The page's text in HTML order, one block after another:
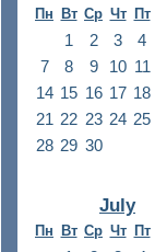
Пн Вт Ср Чт Пт
1 2 3 4
7
8 9 10 11
14 15 16 17 18
21 22 23 24 25
28 29 30
July
Пн Вт Ср Чт Пт